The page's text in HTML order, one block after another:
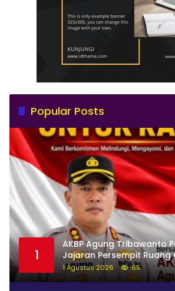
Popular Posts
1
AKBP Agung Tribawanto
Jajaran Persempit Ruang
Narkoba di Pasaman
1 Agustus 2026 65